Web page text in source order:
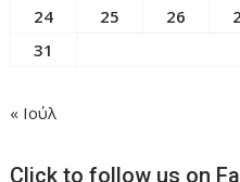
24
25 26
31
« Ιούλ
Click to follow us on